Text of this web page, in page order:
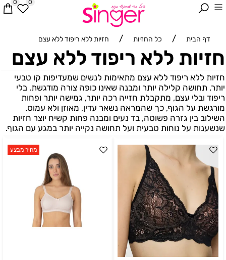
0 0
דף הבית / כל החזיות / חזיות ללא ריפוד ללא עצם
חזיות ללא ריפוד ללא עצם
חזיות ללא ריפוד ללא עצם מתאימות לנשים שמעדיפות קו טבעי
יותר, תחושה קלילה יותר ומבנה שאינו כופה צורה מודגשת. בלי
ריפוד ובלי עצם, מתקבלת חזייה רכה יותר, גמישה יותר ופחות
מורגשת על הגוף, כך שהמראה נשאר עדין, מאוזן ולא עמוס.
השילוב בין גזרה פשוטה, בד נעים ומבנה פחות קשיח יוצר חזיות
שנשענות על נוחות טבעית ועל תחושה נקייה יותר במגע עם הגוף.
מחיר מבצע